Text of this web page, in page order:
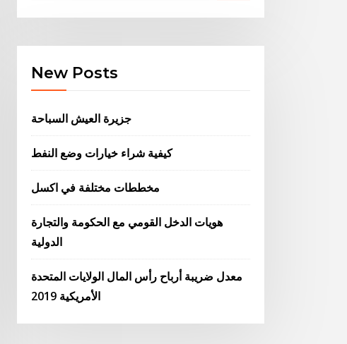
New Posts
جزيرة العيش السباحة
كيفية شراء خيارات وضع النفط
مخططات مختلفة في اكسل
هويات الدخل القومي مع الحكومة والتجارة
الدولية
معدل ضريبة أرباح رأس المال الولايات المتحدة
الأمريكية 2019